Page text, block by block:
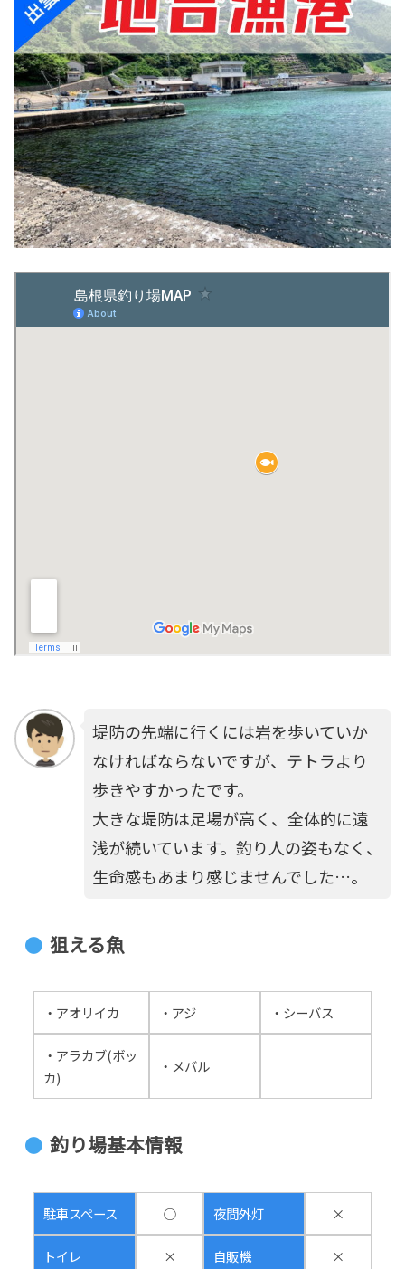
堤防の先端に行くには岩を歩いていか
なければならないですが、テトラより
歩きやすかったです。
大きな堤防は足場が高く、全体的に遠
浅が続いています。釣り人の姿もなく、
生命感もあまり感じませんでした…。
狙える魚
・アオリイカ ・アジ ・シーバス
・アラカブ(ボッ
カ)
・メバル
釣り場基本情報
駐車スペース ○ 夜間外灯 ×
トイレ × 自販機 ×